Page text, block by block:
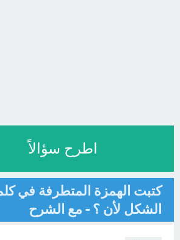
اطرح سؤالاً
كتبت الهمزة المتطرفة في
الشكل لأن ؟ - مع الشرح